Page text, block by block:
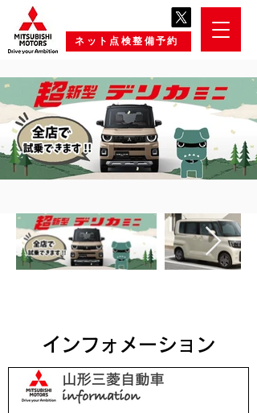
ネット点検整備予約
インフォメーション